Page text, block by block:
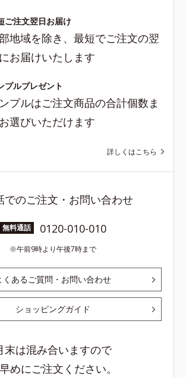
ご注文翌日お届け
地域を除き、最短でご注文の翌
お届けいたします
プルプレゼント
プルはご注文商品の合計個数ま
選びいただけます
詳しくはこちら
でのご注文・お問い合わせ
無料通話 0120-010-010
午前9時より午後7時まで
くあるご質問・お問い合わせ
ショッピングガイド
末は混み合いますので
めにご注文ください。